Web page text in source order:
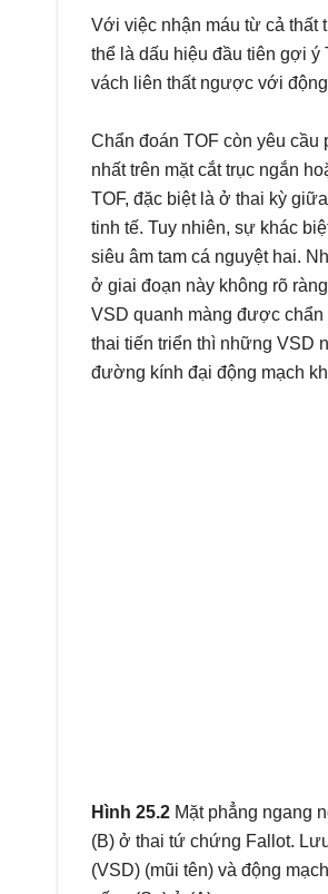
Với việc nhận máu từ cả thất
thể là dấu hiệu đầu tiên gợi
vách liên thất ngược với
Chẩn đoán TOF còn yêu
nhất trên mặt cắt trục ngắn
TOF, đặc biệt là ở thai kỳ
tinh tế. Tuy nhiên, sự khác
siêu âm tam cá nguyệt hai.
ở giai đoạn này không rõ
VSD quanh màng được
thai tiến triển thì những VSD
đường kính đại động mạch
Hình 25.2 Mặt phẳng ngang
(B) ở thai tứ chứng Fallot.
(VSD) (mũi tên) và động